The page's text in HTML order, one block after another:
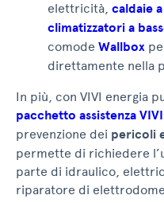
elettricità, caldaie
climatizzatori a
comode Wallbox
direttamente nella
In più, con VIVI energia
pacchetto assistenza
prevenzione dei pericoli
permette di richiedere
parte di idraulico,
riparatore di